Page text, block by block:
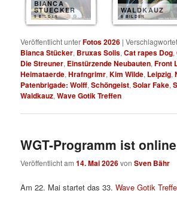
BIANCA
STUECKER
9 BILDER
WALDKAUZ
8 BILDER
Veröffentlicht unterFotos 2026 |
Bianca Stücker, Bruxas Solis,Cat rapes Dog,
Die Streuner, Einstürzende Neubauten,Front
Heimataerde,Hrafngrimr,Kim Wilde, Leipzig,
Patenbrigade: Wolff,Schöngeist,Solar Fake,
Waldkauz,Wave Gotik Treffen
WGT-Programm ist online
Veröffentlicht am14. Mai 2026vonSven Bähr
Am 22. Mai startet das 33.Wave Gotik